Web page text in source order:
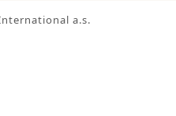
a.s.